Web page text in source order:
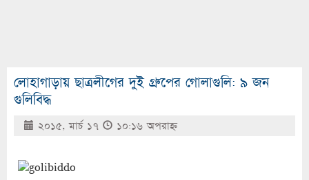
লোহাগাড়ায় ছাত্রলীগের দুই গ্রুপের গোলাগুলি: ৯ জন
গুলিবিদ্ধ
২০১৫, মার্চ ১৭ ১০:১৬ অপরাহ্ণ